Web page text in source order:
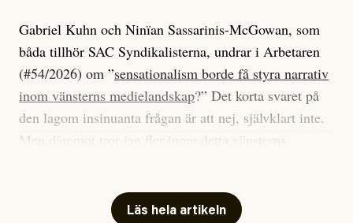
Gabriel Kuhn och Ninïan Sassarinis-McGowan, som
båda tillhör SAC Syndikalisterna, undrar i Arbetaren
(#54/2026) om ”sensationalism borde få styra narrativ
inom vänsterns medielandskap?” Det korta svaret på
den lagom insinuanta frågan är att nej, självklart inte.
Men däremot tror jag fler inom detta vänsterns
journalistik som vänder sig till många snarare än att
Läs hela artikeln